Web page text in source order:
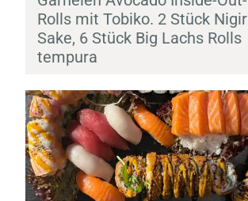
Rolls mit Tobiko. 2 Stück
Sake, 6 Stück Big Lachs Rolls
tempura